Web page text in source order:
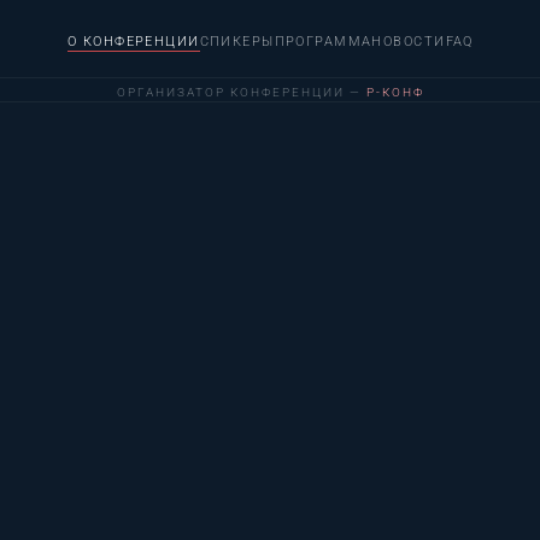
О КОНФЕРЕНЦИИ СПИКЕРЫ ПРОГРАММА НОВОСТИ FAQ
ОРГАНИЗАТОР КОНФЕРЕНЦИИ — Р-КОНФ